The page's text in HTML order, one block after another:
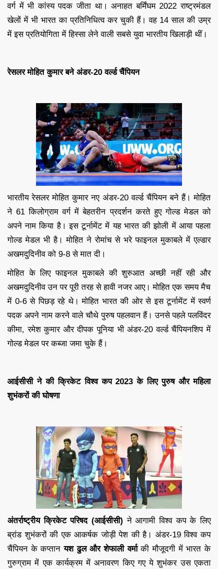
वर्ग में भी कांस्य पदक जीता था। अनाहत बर्मिंघम 2022 राष्ट्रमंडल
खेलों में भी भारत का प्रतिनिधित्व कर चुकी हैं। वह 14 साल की उम्र
में इस प्रतियोगिता में हिस्सा लेने वाली सबसे युवा भारतीय खिलाड़ी थीं।
रेसलर मोहित कुमार बने अंडर-20 वर्ल्ड चैंपियन
भारतीय रेसलर मोहित कुमार नए अंडर-20 वर्ल्ड चैंपियन बने हैं। मोहित
ने 61 किलोग्राम वर्ग में बेहतरीन प्रदर्शन करते हुए गोल्ड मेडल को
अपने नाम किया है। इस टूर्नामेंट में यह भारत की झोली में आया पहला
गोल्ड मेडल भी है। मोहित ने रोमांच से भरे फाइनल मुकाबले में एल्डार
अखमदुदिनीव को 9-8 से मात दी।
मोहित के लिए फाइनल मुकाबले की शुरुआत अच्छी नहीं रही और
अखमदुदिनीव उन पर पूरी तरह से हावी नजर आए। मोहित एक समय मैच
में 0-6 से पिछड़ रहे थे। मोहित भारत की ओर से इस टूर्नामेंट में स्वर्ण
पदक अपने नाम करने वाले चौथे पुरुष पहलवान हैं। उनसे पहले पलविंदर
कीमा, रमेश कुमार और दीपक पूनिया भी अंडर-20 वर्ल्ड चैंपियनशिप में
गोल्ड मेडल पर कब्जा जमा चुके हैं।
आईसीसी ने की क्रिकेट विश्व कप 2023 के लिए पुरुष और महिला
शुभंकरों की घोषणा
अंतर्राष्ट्रीय क्रिकेट परिषद (आईसीसी) ने आगामी विश्व कप के लिए
ब्रांड शुभंकरों की एक आकर्षक जोड़ी पेश की है। अंडर-19 विश्व कप
चैंपियन के कप्तानयश ढुल और शेफाली वर्माकी मौजूदगी में भारत के
गुरुग्राम में एक कार्यक्रम में अनावरण किए गए ये शुभंकर उस एकता